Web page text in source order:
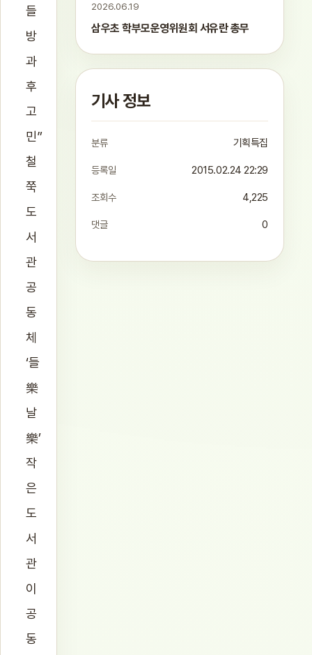
들
방
과
후
고
민”
철
쭉
도
서
관
공
동
체
‘들
樂
날
樂’
작
은
도
서
관
이
공
동
2026.06.19
삼우초 학부모운영위원회 서유란 총무
기사 정보
분류 기획특집
등록일 2015.02.24 22:29
조회수 4,225
댓글 0